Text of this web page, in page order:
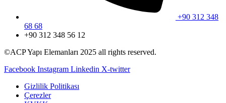
+90 312 348
68 68
+90 312 348 56 12
©ACP Yapı Elemanları 2025 all rights reserved.
Facebook Instagram Linkedin X-twitter
Gizlilik Politikası
Çerezler